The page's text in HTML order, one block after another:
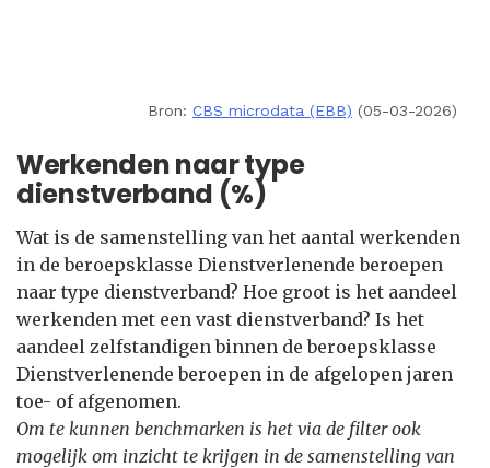
Bron: CBS microdata (EBB) (05-03-2026)
Werkenden naar type
dienstverband (%)
Wat is de samenstelling van het aantal werkenden
in de beroepsklasse Dienstverlenende beroepen
naar type dienstverband? Hoe groot is het aandeel
werkenden met een vast dienstverband? Is het
aandeel zelfstandigen binnen de beroepsklasse
Dienstverlenende beroepen in de afgelopen jaren
toe- of afgenomen.
Om te kunnen benchmarken is het via de filter ook
mogelijk om inzicht te krijgen in de samenstelling van